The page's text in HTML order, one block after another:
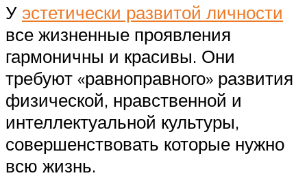
У эстетически развитой личности
все жизненные проявления
гармоничны и красивы. Они
требуют «равноправного» развития
физической, нравственной и
интеллектуальной культуры,
совершенствовать которые нужно
всю жизнь.